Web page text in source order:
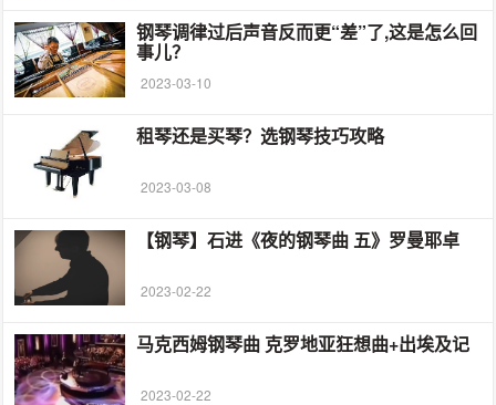
钢琴调律过后声音反而更“差”了,这是怎么回
事儿？
2023-03-10
租琴还是买琴？选钢琴技巧攻略
2023-03-08
【钢琴】石进《夜的钢琴曲 五》罗曼耶卓
2023-02-22
马克西姆钢琴曲 克罗地亚狂想曲+出埃及记
2023-02-22